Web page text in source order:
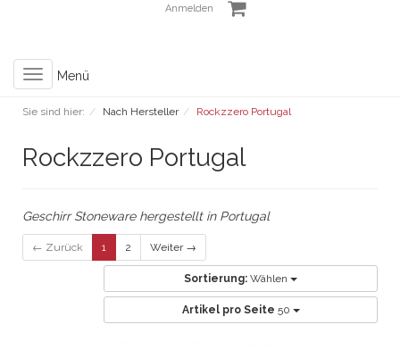
Anmelden
Toggle
navigation
Menü
Sie sind hier: Nach Hersteller Rockzzero Portugal
Rockzzero Portugal
Geschirr Stoneware hergestellt in Portugal
← Zurück 1 2 Weiter →
Sortierung: Wählen
Artikel pro Seite 50